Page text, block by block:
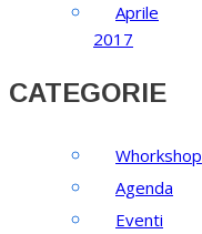
Aprile
2017
CATEGORIE
Whorkshop
Agenda
Eventi